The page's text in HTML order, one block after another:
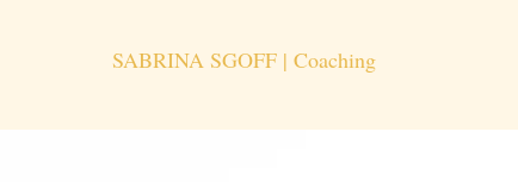
SABRINA SGOFF | Coaching